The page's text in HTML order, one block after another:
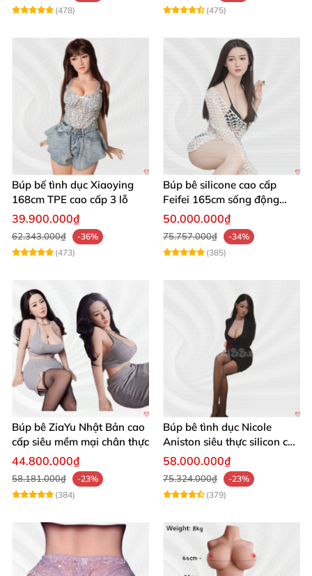
(478)
(475)
Búp bế tình dục Xiaoying
168cm TPE cao cấp 3 lỗ
39.900.000₫
62.343.000₫
-36%
(473)
Búp bê silicone cao cấp
Feifei 165cm sống động
chân thật ghê
50.000.000₫
75.757.000₫
-34%
(385)
Búp bê ZiaYu Nhật Bản cao
cấp siêu mềm mại chân thực
44.800.000₫
58.181.000₫
-23%
(384)
Búp bê tình dục Nicole
Aniston siêu thực silicon cao
cấp giá tốt
58.000.000₫
75.324.000₫
-23%
(379)